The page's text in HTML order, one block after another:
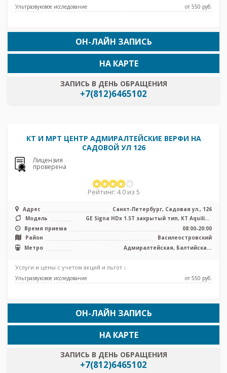
Ультразвуковое исследование от 550 pуб.
ОН-ЛАЙН ЗАПИСЬ
ЗАПИСЬ В ДЕНЬ ОБРАЩЕНИЯ
+7(812)6465102
НА КАРТЕ
КТ И МРТ ЦЕНТР АДМИРАЛТЕЙСКИЕ ВЕРФИ НА
САДОВОЙ УЛ 126
Лицензия
проверена
Рейтинг: 4.0 из 5
Адрес
Санкт-Петербург, Садовая ул., 126
Модель
GE Signa HDx 1.5T закрытый тип, КТ Aquilion
Время приема
08:00-20:00
Район
Василеостровский
Метро
Адмиралтейская, Балтийская,
Услуги и цены с учетом акций и льгот ↓
Ультразвуковое исследование от 550 pуб.
ОН-ЛАЙН ЗАПИСЬ
ЗАПИСЬ В ДЕНЬ ОБРАЩЕНИЯ
+7(812)6465102
НА КАРТЕ